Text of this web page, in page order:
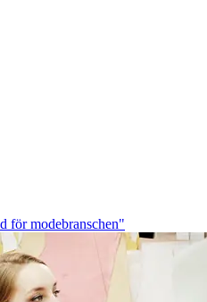
för modebranschen"